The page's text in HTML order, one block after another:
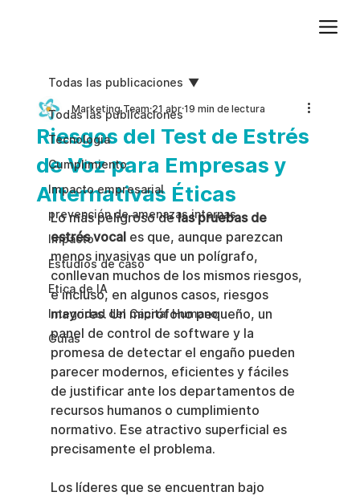
Todas las publicaciones
Tecnologia
Cumplimiento
Impacto empresarial
prevención de amenazas internas
Impacto
Estudios de caso
Etica de IA
Integridad del Capital Humano
Guias
Todas las publicaciones
Riesgos del Test de Estrés
de Voz para Empresas y
Alternativas Éticas
Marketing Team 21 abr 19 min de lectura
Lo más peligroso de las pruebas de
estrés vocal es que, aunque parezcan
menos invasivas que un polígrafo,
conllevan muchos de los mismos riesgos,
e incluso, en algunos casos, riesgos
mayores. Un micrófono pequeño, un
panel de control de software y la
promesa de detectar el engaño pueden
parecer modernos, eficientes y fáciles
de justificar ante los departamentos de
recursos humanos o cumplimiento
normativo. Ese atractivo superficial es
precisamente el problema.
Los líderes que se encuentran bajo